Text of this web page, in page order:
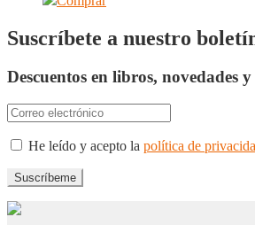
Suscríbete a nuestro
Descuentos en libros, novedades
He leído y acepto la política de